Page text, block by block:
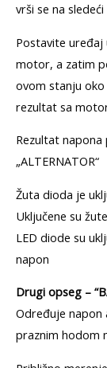
vrši se na sledeći
Postavite uređaj
motor, a zatim
ovom stanju
rezultat sa
Rezultat napona
„ALTERNATOR“
Žuta dioda je
Uključene su
LED diode su
napon
Drugi opseg –
Određuje napon
praznim hodom